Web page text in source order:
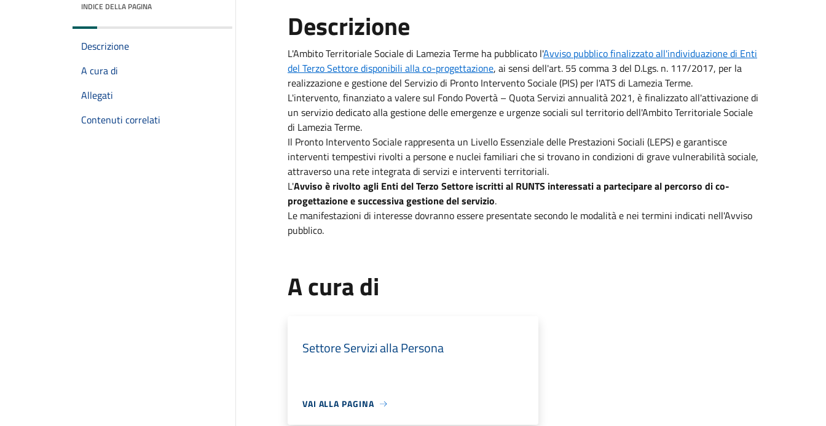
INDICE DELLA PAGINA
Descrizione
A cura di
Allegati
Contenuti correlati
Descrizione
L'Ambito Territoriale Sociale di Lamezia Terme ha pubblicato l'Avviso pubblico finalizzato all'individuazione di Enti
del Terzo Settore disponibili alla co-progettazione, ai sensi dell'art. 55 comma 3 del D.Lgs. n. 117/2017, per la
realizzazione e gestione del Servizio di Pronto Intervento Sociale (PIS) per l'ATS di Lamezia Terme.
L'intervento, finanziato a valere sul Fondo Povertà – Quota Servizi annualità 2021, è finalizzato all'attivazione di
un servizio dedicato alla gestione delle emergenze e urgenze sociali sul territorio dell'Ambito Territoriale Sociale
di Lamezia Terme.
Il Pronto Intervento Sociale rappresenta un Livello Essenziale delle Prestazioni Sociali (LEPS) e garantisce
interventi tempestivi rivolti a persone e nuclei familiari che si trovano in condizioni di grave vulnerabilità sociale,
attraverso una rete integrata di servizi e interventi territoriali.
L'Avviso è rivolto agli Enti del Terzo Settore iscritti al RUNTS interessati a partecipare al percorso di co-
progettazione e successiva gestione del servizio.
Le manifestazioni di interesse dovranno essere presentate secondo le modalità e nei termini indicati nell'Avviso
pubblico.
A cura di
Settore Servizi alla Persona
VAI ALLA PAGINA